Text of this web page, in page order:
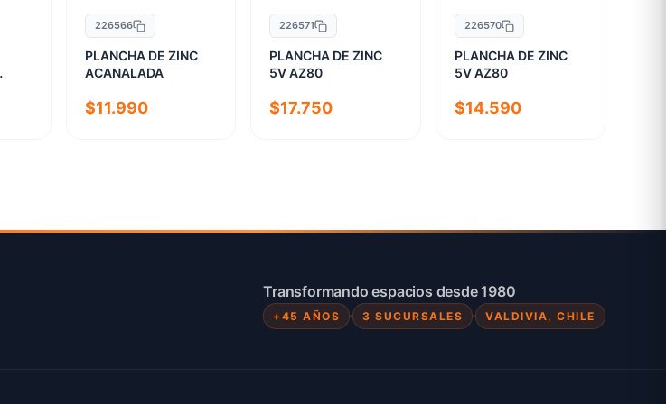
226566
PLANCHA DE ZINC
ACANALADA
$11.990
226571
PLANCHA DE ZINC
5V AZ80
$17.750
226570
PLANCHA DE ZINC
5V AZ80
$14.590
Transformando espacios desde 1980
+45 AÑOS 3 SUCURSALES VALDIVIA, CHILE